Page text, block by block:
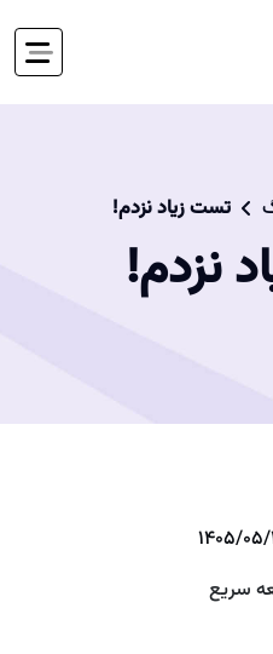
تست زیاد نزدم!
نزدم!
سریع